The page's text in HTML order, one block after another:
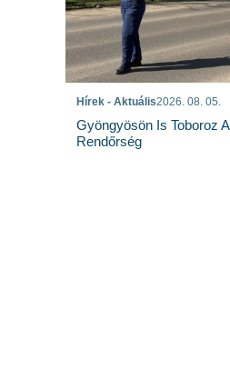
Hírek - Aktuális2026. 08. 05.
Gyöngyösön Is Toboroz A
Rendőrség